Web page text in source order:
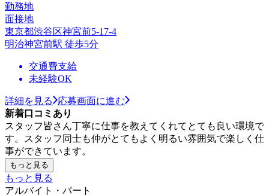
勤務地
面接地
東京都渋谷区神宮前5-17-4
明治神宮前駅 徒歩5分
交通費支給
未経験OK
詳細を見る
応募画面に進む
新着口コミあり
スタッフ皆さん丁寧に仕事を教えてくれてとても良い環境で
す。スタッフ同士も仲がとてもよく明るい雰囲気で楽しく仕
事ができています。
もっと見る
もっと見る
アルバイト・パート